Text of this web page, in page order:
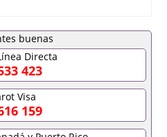
文凭办理德国文凭 一、快
成绩单+留学回国人员证明
雅思。（全套留学回国必
好友一份完美交代）；
在读证明，学生卡等留学
，甚至是申请工签都可以
随时都可以安排办理，毕业
位，毕业时间都可以根据
作假的毕业证可以用吗
423
159